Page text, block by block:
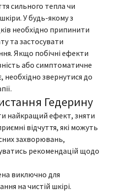
сильного тепла чи
У будь-якому з
необхідно припинити
та застосувати
Якщо побічні ефекти
або симптоматичне
необхідно звернутися до
Гедерину
найкращий ефект, зняти
відчуття, які можуть
захворювань,
рекомендацій щодо
виключно для
на чистій шкірі.